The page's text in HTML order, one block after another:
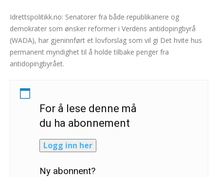
Idrettspolitikk.no: Senatorer fra både republikanere og
demokrater som ønsker reformer i Verdens antidopingbyrå
(WADA), har gjeninnført et lovforslag som vil gi Det hvite hus
permanent myndighet til å holde tilbake penger fra
antidopingbyrået.
For å lese denne må
du ha abonnement
Logg inn her
Ny abonnent?